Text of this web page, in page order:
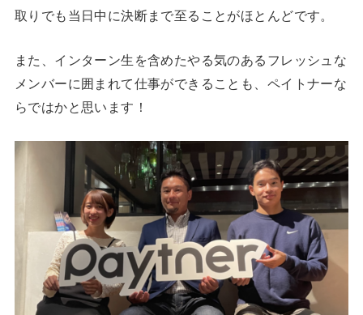
取りでも当日中に決断まで至ることがほとんどです。
また、インターン生を含めたやる気のあるフレッシュな
メンバーに囲まれて仕事ができることも、ペイトナーな
らではかと思います！